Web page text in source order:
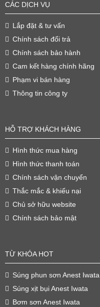
CÁC DỊCH VỤ
Lắp đặt & tư vấn
Chính sách đổi trả
Chính sách bảo hành
Cam kết hàng chính hãng
Phạm vi bán hàng
Thông tin công ty
HỖ TRỢ KHÁCH HÀNG
Hình thức mua hàng
Hình thức thanh toán
Chính sách vận chuyển
Thắc mắc & khiếu nại
Chủ sở hữu website
Chính sách bảo mật
TỪ KHÓA HOT
Súng phun sơn Anest Iwata
Súng xịt bụi Anest Iwata
Bơm sơn Anest Iwata